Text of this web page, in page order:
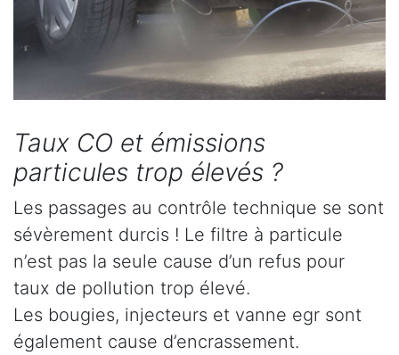
Taux CO et émissions
particules trop élevés ?
Les passages au contrôle technique se sont
sévèrement durcis ! Le filtre à particule
n’est pas la seule cause d’un refus pour
taux de pollution trop élevé.
Les bougies, injecteurs et vanne egr sont
également cause d’encrassement.